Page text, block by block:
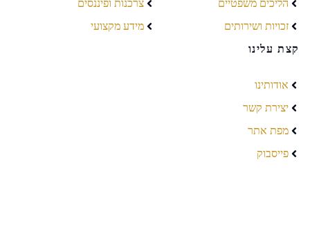
הליכים משפטיים
זכויות ושירותים
צרכנות ופיננסים
מידע מקצועי
קצת עלינו
אודותינו
יצירת קשר
מפת אתר
פייסבוק